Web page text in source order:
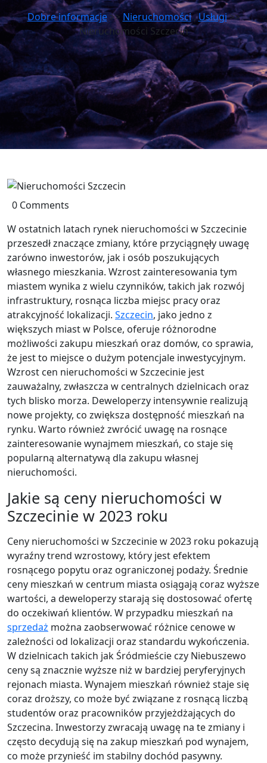
Dobre informacje>> Nieruchomości,Usługi>>
Nieruchomości Szczecin
0 Comments
W ostatnich latach rynek nieruchomości w Szczecinie
przeszedł znaczące zmiany, które przyciągnęły uwagę
zarówno inwestorów, jak i osób poszukujących
własnego mieszkania. Wzrost zainteresowania tym
miastem wynika z wielu czynników, takich jak rozwój
infrastruktury, rosnąca liczba miejsc pracy oraz
atrakcyjność lokalizacji. Szczecin, jako jedno z
większych miast w Polsce, oferuje różnorodne
możliwości zakupu mieszkań oraz domów, co sprawia,
że jest to miejsce o dużym potencjale inwestycyjnym.
Wzrost cen nieruchomości w Szczecinie jest
zauważalny, zwłaszcza w centralnych dzielnicach oraz
tych blisko morza. Deweloperzy intensywnie realizują
nowe projekty, co zwiększa dostępność mieszkań na
rynku. Warto również zwrócić uwagę na rosnące
zainteresowanie wynajmem mieszkań, co staje się
popularną alternatywą dla zakupu własnej
nieruchomości.
Jakie są ceny nieruchomości w
Szczecinie w 2023 roku
Ceny nieruchomości w Szczecinie w 2023 roku pokazują
wyraźny trend wzrostowy, który jest efektem
rosnącego popytu oraz ograniczonej podaży. Średnie
ceny mieszkań w centrum miasta osiągają coraz wyższe
wartości, a deweloperzy starają się dostosować ofertę
do oczekiwań klientów. W przypadku mieszkań na
sprzedaż można zaobserwować różnice cenowe w
zależności od lokalizacji oraz standardu wykończenia.
W dzielnicach takich jak Śródmieście czy Niebuszewo
ceny są znacznie wyższe niż w bardziej peryferyjnych
rejonach miasta. Wynajem mieszkań również staje się
coraz droższy, co może być związane z rosnącą liczbą
studentów oraz pracowników przyjeżdżających do
Szczecina. Inwestorzy zwracają uwagę na te zmiany i
często decydują się na zakup mieszkań pod wynajem,
co może przynieść im stabilny dochód pasywny.